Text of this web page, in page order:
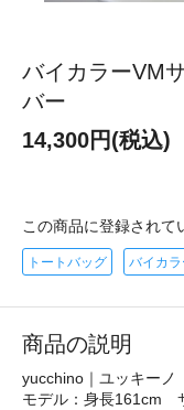
バイカラーVM
バー
14,300円(税込)
この商品に登録されて
トートバッグ バイカラ
商品の説明
yucchino｜ユッキー
モデル：身長161cm